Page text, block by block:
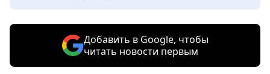
Добавить в Google, чтобы
читать новости первым